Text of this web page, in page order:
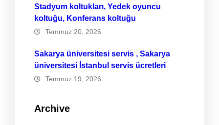
Stadyum koltukları, Yedek oyuncu
koltuğu, Konferans koltuğu
Temmuz 20, 2026
Sakarya üniversitesi servis , Sakarya
üniversitesi İstanbul servis ücretleri
Temmuz 19, 2026
Archive